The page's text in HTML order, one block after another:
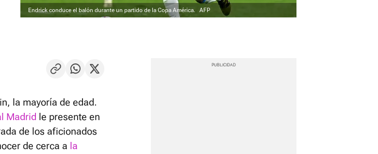
Endrick conduce el balón durante un partido de la Copa América. AFP
la mayoría de edad.
Madrid le presente en
de los aficionados
de cerca a la